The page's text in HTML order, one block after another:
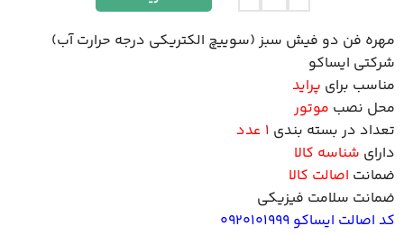
مهره فن دو فیش سبز (سوییچ الکتریکی درجه حرارت آب)
شرکتی ایساکو
مناسب برای پراید
محل نصب موتور
تعداد در بسته بندی 1 عدد
دارای شناسه کالا
ضمانت اصالت کالا
ضمانت سلامت فیزیکی
کد اصالت ایساکو 0920101999